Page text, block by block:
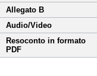
Allegato B
Audio/Video
Resoconto in formato
PDF